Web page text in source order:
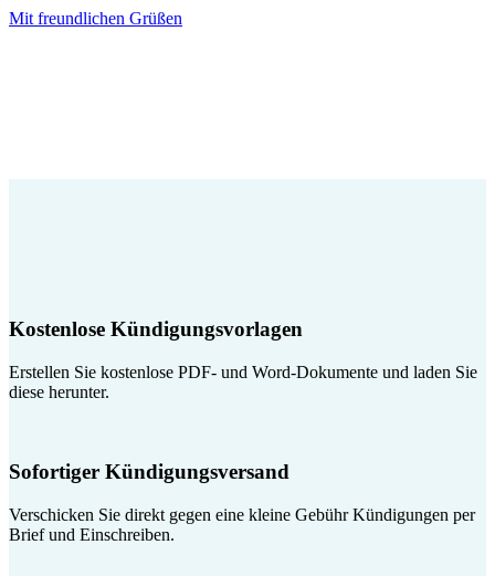
Mit freundlichen Grüßen
Kostenlose Kündigungsvorlagen
Erstellen Sie kostenlose PDF- und Word-Dokumente und laden Sie
diese herunter.
Sofortiger Kündigungsversand
Verschicken Sie direkt gegen eine kleine Gebühr Kündigungen per
Brief und Einschreiben.